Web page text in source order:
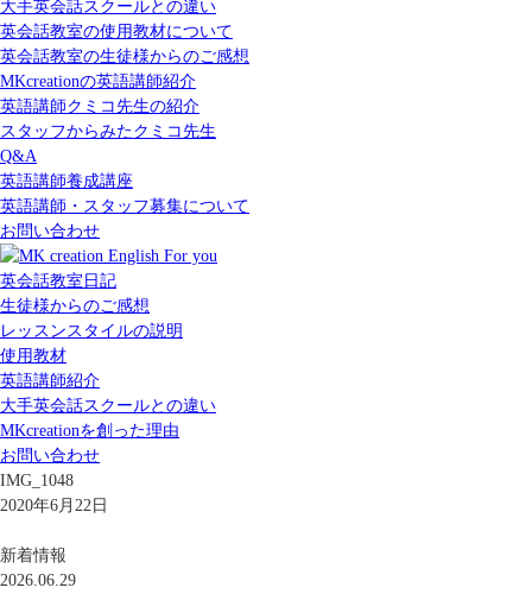
大手英会話スクールとの違い
英会話教室の使用教材について
英会話教室の生徒様からのご感想
MKcreationの英語講師紹介
英語講師クミコ先生の紹介
スタッフからみたクミコ先生
Q&A
英語講師養成講座
英語講師・スタッフ募集について
お問い合わせ
英会話教室日記
生徒様からのご感想
レッスンスタイルの説明
使用教材
英語講師紹介
大手英会話スクールとの違い
MKcreationを創った理由
お問い合わせ
IMG_1048
2020年6月22日
新着情報
2026.06.29